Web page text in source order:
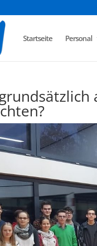
Startseite Personal